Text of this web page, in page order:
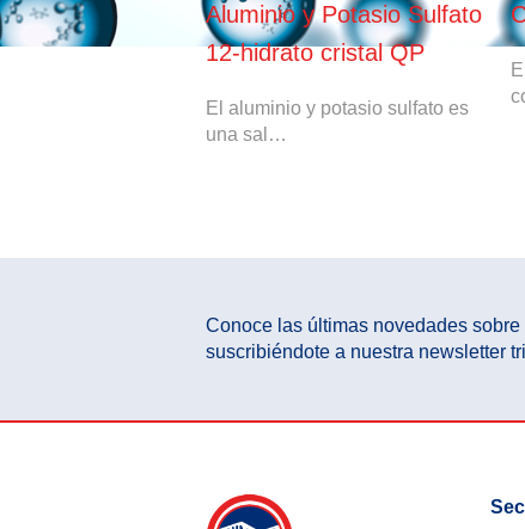
Aluminio y Potasio Sulfato
12-hidrato cristal QP
El aluminio y potasio sulfato es
una sal…
Conoce las últimas novedades
suscribiéndote a nuestra newsletter